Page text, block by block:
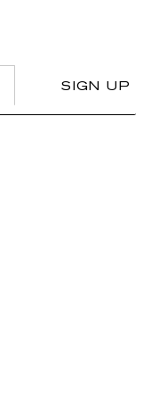
SIGN UP